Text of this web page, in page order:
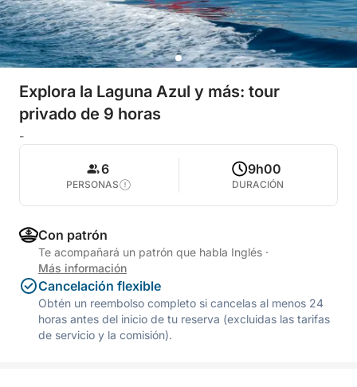
Explora la Laguna Azul y más: tour
privado de 9 horas
-
6
PERSONAS
9h00
DURACIÓN
Con patrón
Te acompañará un patrón que habla Inglés ·
Más información
Cancelación flexible
Obtén un reembolso completo si cancelas al menos 24
horas antes del inicio de tu reserva (excluidas las tarifas
de servicio y la comisión).